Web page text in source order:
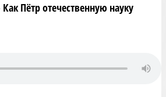
Пётр отечественную науку